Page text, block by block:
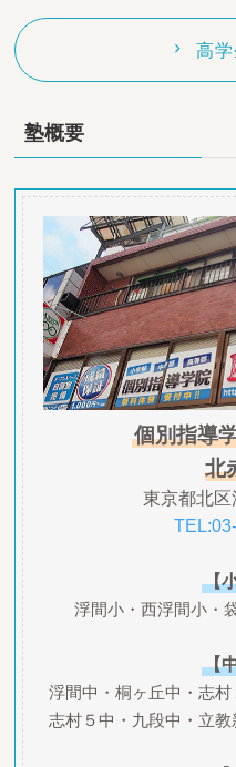
高
塾概要
個別指導
北
東京都北
【
浮間小・西浮間小・
【
浮間中・桐ヶ丘中・志村
志村５中・九段中・立